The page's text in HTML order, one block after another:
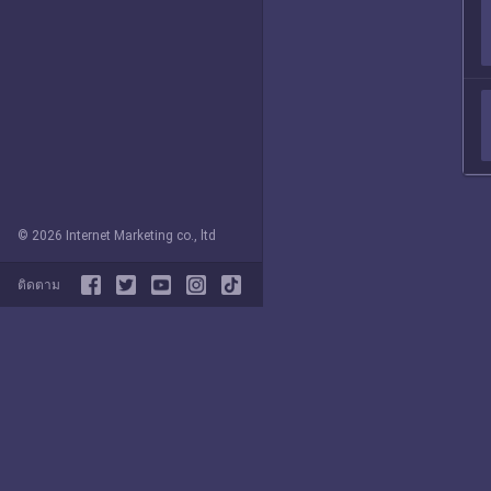
© 2026 Internet Marketing co., ltd
ติดตาม